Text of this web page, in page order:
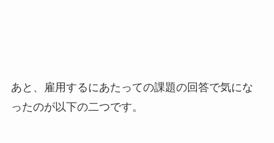
あと、雇用するにあたっての課題の回答で気にな
ったのが以下の二つです。